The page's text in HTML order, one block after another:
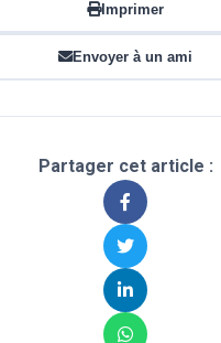
Imprimer
Envoyer à un ami
Partager cet article :